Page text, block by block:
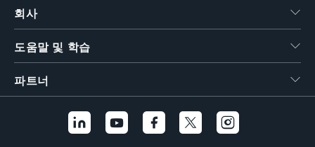
회사
도움말 및 학습
파트너